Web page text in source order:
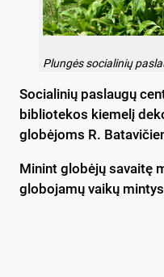
Plungės socialinių
Socialinių paslaugų
bibliotekos kiemelį
globėjoms R.
Minint globėjų savaitę
globojamų vaikų